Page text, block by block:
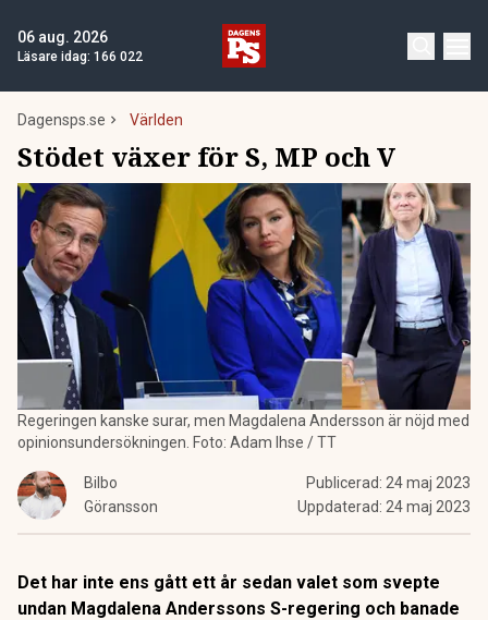
06 aug. 2026
Läsare idag: 166 022
Dagensps.se Världen
Stödet växer för S, MP och V
Regeringen kanske surar, men Magdalena Andersson är nöjd med
opinionsundersökningen. Foto: Adam Ihse / TT
Bilbo
Göransson
Publicerad: 24 maj 2023
Uppdaterad: 24 maj 2023
Det har inte ens gått ett år sedan valet som svepte
undan Magdalena Anderssons S-regering och banade